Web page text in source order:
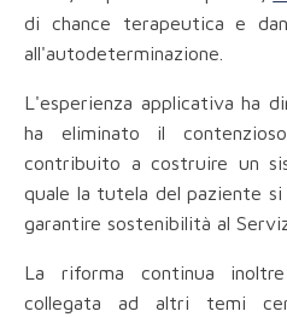
di chance terapeutica e
all'autodeterminazione.
L'esperienza applicativa ha
ha eliminato il
contribuito a costruire un
quale la tutela del paziente
garantire sostenibilità al
La riforma continua
collegata ad altri temi